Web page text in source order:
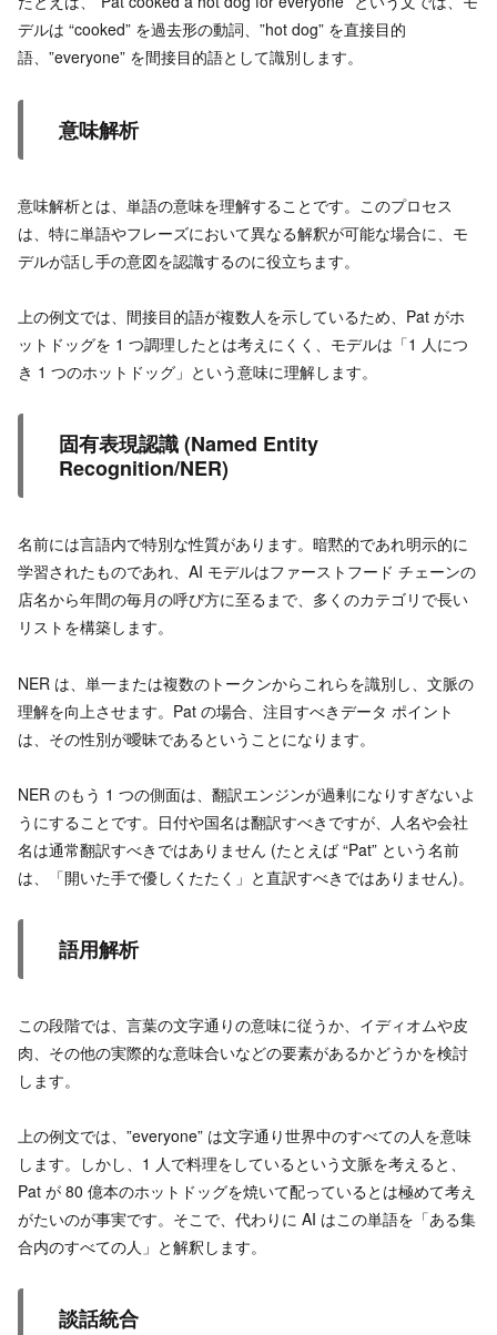
デルは “cooked” を過去形の動詞、”hot dog” を直接目的
語、”everyone” を間接目的語として識別します。
意味解析
意味解析とは、単語の意味を理解することです。このプロセス
は、特に単語やフレーズにおいて異なる解釈が可能な場合に、モ
デルが話し手の意図を認識するのに役立ちます。
上の例文では、間接目的語が複数人を示しているため、Pat がホ
ットドッグを 1 つ調理したとは考えにくく、モデルは「1 人につ
き 1 つのホットドッグ」という意味に理解します。
固有表現認識 (Named Entity
Recognition/NER)
名前には言語内で特別な性質があります。暗黙的であれ明示的に
学習されたものであれ、AI モデルはファーストフード チェーンの
店名から年間の毎月の呼び方に至るまで、多くのカテゴリで長い
リストを構築します。
NER は、単一または複数のトークンからこれらを識別し、文脈の
理解を向上させます。Pat の場合、注目すべきデータ ポイント
は、その性別が曖昧であるということになります。
NER のもう 1 つの側面は、翻訳エンジンが過剰になりすぎないよ
うにすることです。日付や国名は翻訳すべきですが、人名や会社
名は通常翻訳すべきではありません (たとえば “Pat” という名前
は、「開いた手で優しくたたく」と直訳すべきではありません)。
語用解析
この段階では、言葉の文字通りの意味に従うか、イディオムや皮
肉、その他の実際的な意味合いなどの要素があるかどうかを検討
します。
上の例文では、”everyone” は文字通り世界中のすべての人を意味
します。しかし、1 人で料理をしているという文脈を考えると、
Pat が 80 億本のホットドッグを焼いて配っているとは極めて考え
がたいのが事実です。そこで、代わりに AI はこの単語を「ある集
合内のすべての人」と解釈します。
談話統合